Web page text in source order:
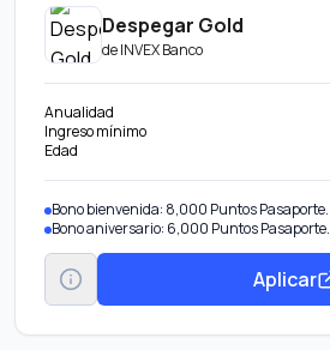
Despegar Gold
deINVEX Banco
Anualidad
Ingreso mínimo
Edad
Bono bienvenida: 8,000 Puntos Pasaporte.
Bono aniversario: 6,000 Puntos Pasaporte.
Aplicar